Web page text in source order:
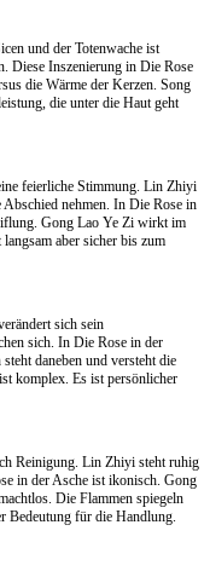
und der Totenwache ist
Diese Inszenierung in Die Rose
die Wärme der Kerzen. Song
die unter die Haut geht
feierliche Stimmung. Lin Zhiyi
nehmen. In Die Rose in
Gong Lao Ye Zi wirkt im
aber sicher bis zum
sich sein
sich. In Die Rose in der
daneben und versteht die
komplex. Es ist persönlicher
Reinigung. Lin Zhiyi steht ruhig
in der Asche ist ikonisch. Gong
Die Flammen spiegeln
Bedeutung für die Handlung.